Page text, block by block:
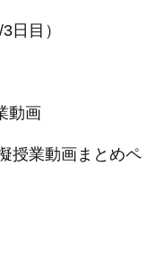
日目）
動画
授業動画まとめペ